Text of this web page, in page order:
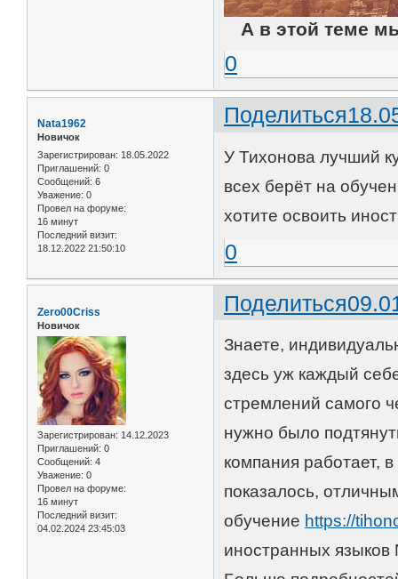
А в этой теме
0
Поделиться
Nata1962
Новичок
Зарегистрирован: 18.05.2022
Приглашений: 0
Сообщений: 6
Уважение: 0
Провел на форуме:
16 минут
Последний визит:
18.12.2022 21:50:10
У Тихонова лучший
всех берёт на
хотите освоить
0
Поделиться
Zero00Criss
Новичок
Зарегистрирован: 14.12.2023
Приглашений: 0
Сообщений: 4
Уважение: 0
Провел на форуме:
16 минут
Последний визит:
04.02.2024 23:45:03
Знаете,
здесь уж каждый
стремлений самого
нужно было
компания работает,
показалось,
обучение https://
иностранных языков